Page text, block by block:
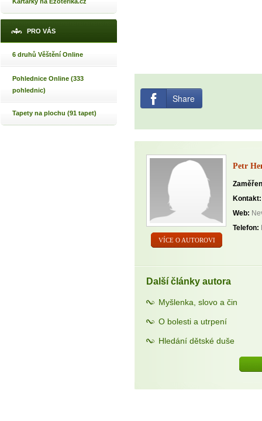
PRO VÁS
6 druhů Věštění Online
Pohlednice Online (333
pohlednic)
Tapety na plochu (91 tapet)
Share
VÍCE O AUTOROVI
Petr
Kontakt:
Web:
Telefon:
Další články autora
Myšlenka, slovo a čin
O bolesti a utrpení
Hledání dětské duše